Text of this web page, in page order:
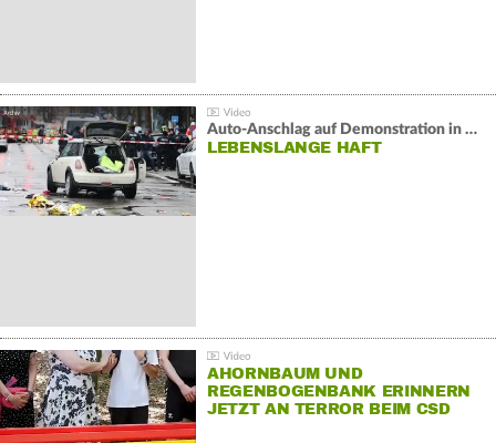
Auto-Anschlag auf Demonstration in München:
LEBENSLANGE HAFT
AHORNBAUM UND
REGENBOGENBANK ERINNERN
JETZT AN TERROR BEIM CSD